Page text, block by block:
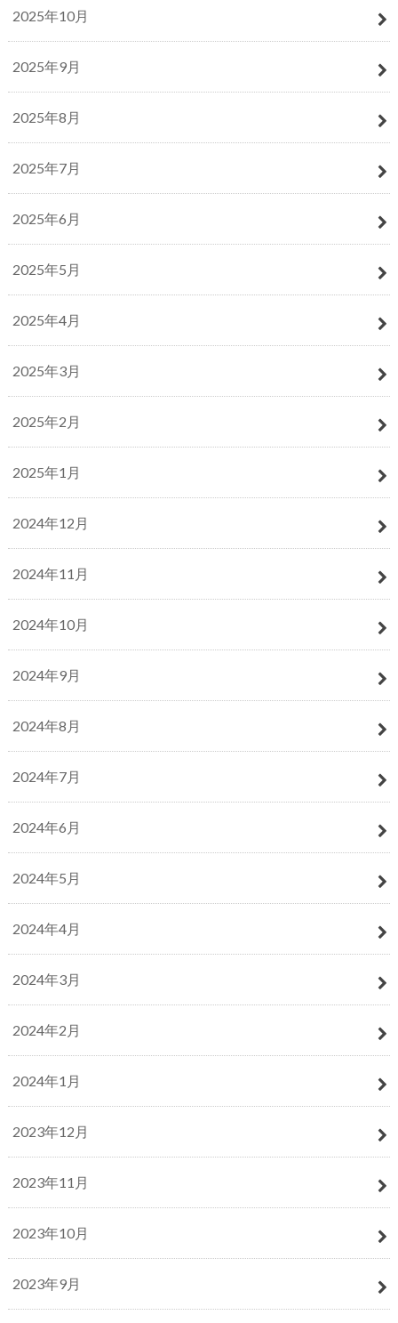
2025年10月
2025年9月
2025年8月
2025年7月
2025年6月
2025年5月
2025年4月
2025年3月
2025年2月
2025年1月
2024年12月
2024年11月
2024年10月
2024年9月
2024年8月
2024年7月
2024年6月
2024年5月
2024年4月
2024年3月
2024年2月
2024年1月
2023年12月
2023年11月
2023年10月
2023年9月